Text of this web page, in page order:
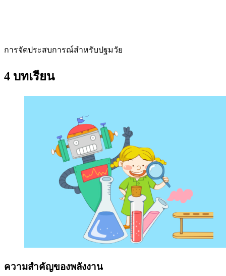
การจัดประสบการณ์สำหรับปฐมวัย
4 บทเรียน
ความสำคัญของพลังงาน